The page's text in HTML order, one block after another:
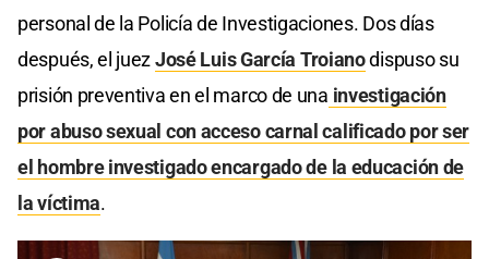
personal de la Policía de Investigaciones. Dos días
después, el juezJosé Luis García Troianodispuso su
prisión preventiva en el marco de una investigación
por abuso sexual con acceso carnal calificado por ser
el hombre investigado encargado de la educación de
la víctima.